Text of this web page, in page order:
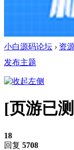
小白源码论坛 › 资
发布主题
[页游已
18
回复 5708